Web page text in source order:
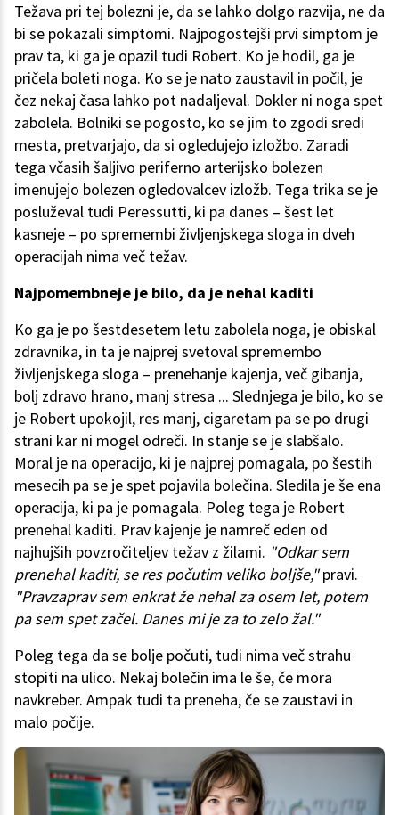
Težava pri tej bolezni je, da se lahko dolgo razvija, ne da
bi se pokazali simptomi. Najpogostejši prvi simptom je
prav ta, ki ga je opazil tudi Robert. Ko je hodil, ga je
pričela boleti noga. Ko se je nato zaustavil in počil, je
čez nekaj časa lahko pot nadaljeval. Dokler ni noga spet
zabolela. Bolniki se pogosto, ko se jim to zgodi sredi
mesta, pretvarjajo, da si ogledujejo izložbo. Zaradi
tega včasih šaljivo periferno arterijsko bolezen
imenujejo bolezen ogledovalcev izložb. Tega trika se je
posluževal tudi Peressutti, ki pa danes – šest let
kasneje – po spremembi življenjskega sloga in dveh
operacijah nima več težav.
Najpomembneje je bilo, da je nehal kaditi
Ko ga je po šestdesetem letu zabolela noga, je obiskal
zdravnika, in ta je najprej svetoval spremembo
življenjskega sloga – prenehanje kajenja, več gibanja,
bolj zdravo hrano, manj stresa ... Slednjega je bilo, ko se
je Robert upokojil, res manj, cigaretam pa se po drugi
strani kar ni mogel odreči. In stanje se je slabšalo.
Moral je na operacijo, ki je najprej pomagala, po šestih
mesecih pa se je spet pojavila bolečina. Sledila je še ena
operacija, ki pa je pomagala. Poleg tega je Robert
prenehal kaditi. Prav kajenje je namreč eden od
najhujših povzročiteljev težav z žilami. "Odkar sem
prenehal kaditi, se res počutim veliko boljše,"pravi.
"Pravzaprav sem enkrat že nehal za osem let, potem
pa sem spet začel. Danes mi je za to zelo žal."
Poleg tega da se bolje počuti, tudi nima več strahu
stopiti na ulico. Nekaj bolečin ima le še, če mora
navkreber. Ampak tudi ta preneha, če se zaustavi in
malo počije.